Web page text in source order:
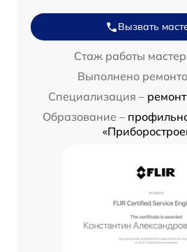
Вызвать
Стаж работы
Выполнено
Специализация –
Образование –